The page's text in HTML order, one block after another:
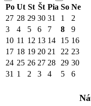
Po Ut St Št Pia So Ne
27 28 29 30 31 1
2
3
4 5 6 7 8
9
10 11 12 13 14 15 16
17 18 19 20 21 22 23
24 25 26 27 28 29 30
31 1 2 3 4 5 6